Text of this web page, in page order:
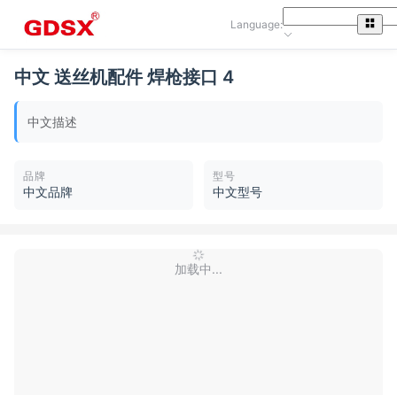
Language:
中文 送丝机配件 焊枪接口 4
中文描述
品牌
中文品牌
型号
中文型号
加载中...